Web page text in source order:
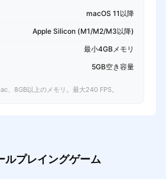
macOS 11以降
Apple Silicon (M1/M2/M3以降)
最小4GBメモリ
5GB空き容量
、8GB以上のメモリ。最大240 FPS。
ルプレイングゲーム